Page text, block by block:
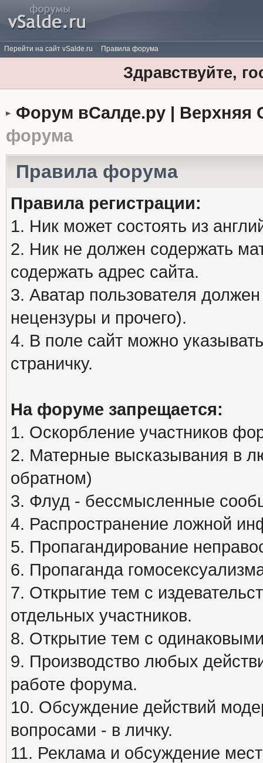
Перейти на сайт vSalde.ru Правила форума
Здравствуйте,
Форум вСалде.ру | Верхняя
форума
Правила форума
Правила регистрации:
1. Ник может состоять из
2. Ник не должен содержать
содержать адрес сайта.
3. Аватар пользователя
нецензуры и прочего).
4. В поле сайт можно
страничку.
На форуме запрещается:
1. Оскорбление участников
2. Матерные высказывания в
обратном)
3. Флуд - бессмысленные
4. Распространение ложной
5. Пропагандирование
6. Пропаганда
7. Открытие тем с
отдельных участников.
8. Открытие тем с
9. Производство любых
работе форума.
10. Обсуждение действий
вопросами - в личку.
11. Реклама и обсуждение